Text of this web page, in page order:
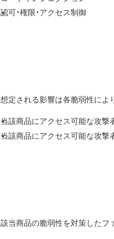
認可・権限・アクセス制御
想定される影響は各脆弱性によ
当該商品にアクセス可能な攻撃
当該商品にアクセス可能な攻撃
該当商品の脆弱性を対策したフ